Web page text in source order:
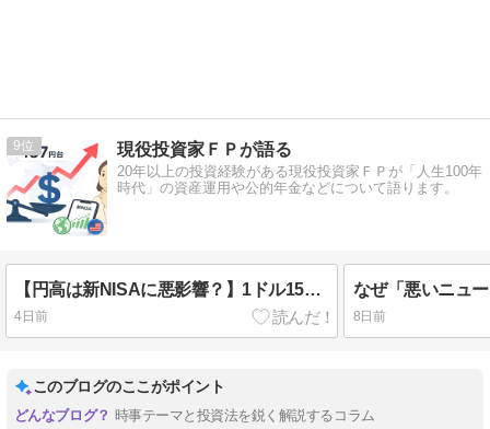
9 現役投資家ＦＰが語る
20年以上の投資経験がある現役投資家ＦＰが「人生100年
時代」の資産運用や公的年金などについて語ります。
【円高は新NISAに悪影響？】1ドル157円台へ急騰｜オルカン・S&P500の積立は続けるべき？
4日前 8日前
このブログのここがポイント
時事テーマと投資法を鋭く解説するコラム